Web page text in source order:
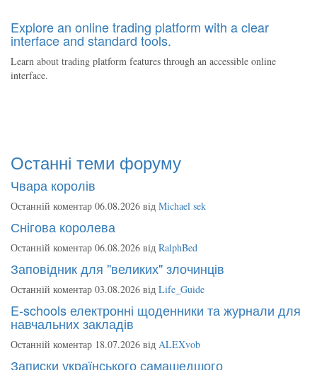
Explore an online trading platform with a clear
interface and standard tools.
Learn about trading platform features through an accessible online
interface.
Останні теми форуму
Чвара королів
Останній коментар 06.08.2026 від Michael sek
Снігова королева
Останній коментар 06.08.2026 від RalphBed
Заповідник для "великих" злочинців
Останній коментар 03.08.2026 від Life_Guide
E-schools електронні щоденники та журнали для
навчальних закладів
Останній коментар 18.07.2026 від ALEXvob
Записки українського самашедшого